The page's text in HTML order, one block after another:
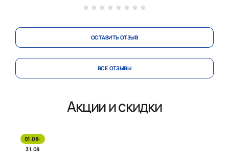
ОСТАВИТЬ ОТЗЫВ
ВСЕ ОТЗЫВЫ
Акции и скидки
01.08-
31.08